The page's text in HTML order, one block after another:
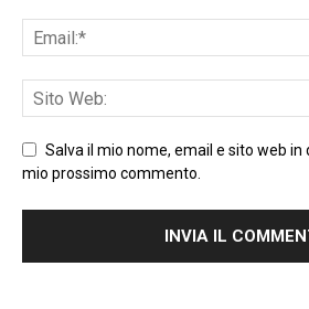
Salva il mio nome, email e sito web in
mio prossimo commento.